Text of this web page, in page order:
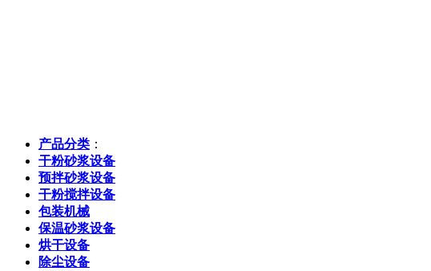
产品分类 ：
干粉砂浆设备
预拌砂浆设备
干粉搅拌设备
包装机械
保温砂浆设备
烘干设备
除尘设备